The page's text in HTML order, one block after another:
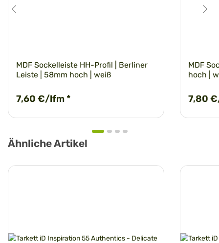
MDF Sockelleiste HH-Profil | Berliner
Leiste | 58mm hoch | weiß
7,60 €/lfm *
MDF
hoch |
7,80
Ähnliche Artikel